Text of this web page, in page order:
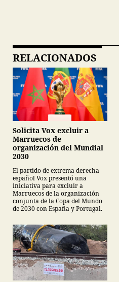
RELACIONADOS
Solicita Vox excluir a
Marruecos de
organización del Mundial
2030
El partido de extrema derecha
español Vox presentó una
iniciativa para excluir a
Marruecos de la organización
conjunta de la Copa del Mundo
de 2030 con España y Portugal.